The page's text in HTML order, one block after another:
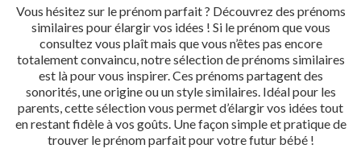
Vous hésitez sur le prénom parfait ? Découvrez des prénoms
similaires pour élargir vos idées ! Si le prénom que vous
consultez vous plaît mais que vous n’êtes pas encore
totalement convaincu, notre sélection de prénoms similaires
est là pour vous inspirer. Ces prénoms partagent des
sonorités, une origine ou un style similaires. Idéal pour les
parents, cette sélection vous permet d’élargir vos idées tout
en restant fidèle à vos goûts. Une façon simple et pratique de
trouver le prénom parfait pour votre futur bébé !